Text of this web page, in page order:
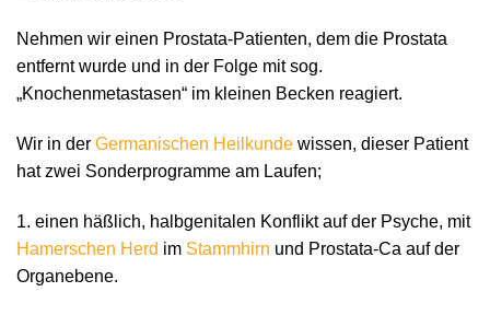
Nehmen wir einen Prostata-Patienten, dem die Prostata
entfernt wurde und in der Folge mit sog.
„Knochenmetastasen“ im kleinen Becken reagiert.
Wir in der Germanischen Heilkunde wissen, dieser Patient
hat zwei Sonderprogramme am Laufen;
1. einen häßlich, halbgenitalen Konflikt auf der Psyche, mit
Hamerschen Herd im Stammhirn und Prostata-Ca auf der
Organebene.